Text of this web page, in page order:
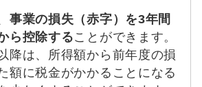
事業の損失（赤字）を3年間
ら控除することができます。
降は、所得額から前年度の損
額に税金がかかることになる